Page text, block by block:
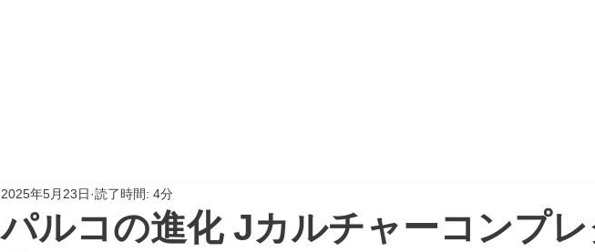
パルコの進化 Jカルチャーコンプレ
2025年5月23日 読了時間: 4分